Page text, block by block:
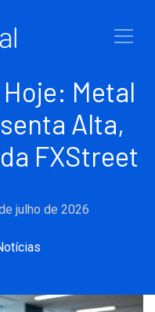
Metal
Alta,
FXStreet
julho de 2026